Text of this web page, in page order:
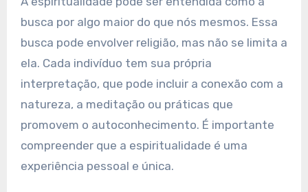
busca por algo maior do que nós mesmos. Essa
busca pode envolver religião, mas não se limita a
ela. Cada indivíduo tem sua própria
interpretação, que pode incluir a conexão com a
natureza, a meditação ou práticas que
promovem o autoconhecimento. É importante
compreender que a espiritualidade é uma
experiência pessoal e única.